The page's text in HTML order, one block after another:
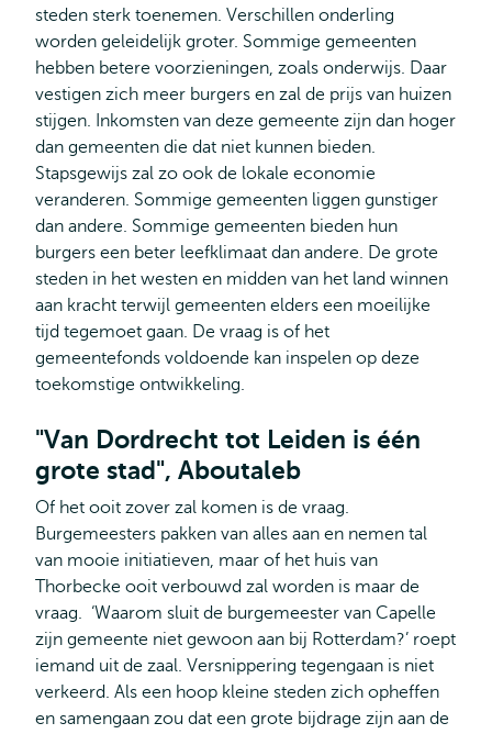
steden sterk toenemen. Verschillen onderling
worden geleidelijk groter. Sommige gemeenten
hebben betere voorzieningen, zoals onderwijs. Daar
vestigen zich meer burgers en zal de prijs van huizen
stijgen. Inkomsten van deze gemeente zijn dan hoger
dan gemeenten die dat niet kunnen bieden.
Stapsgewijs zal zo ook de lokale economie
veranderen. Sommige gemeenten liggen gunstiger
dan andere. Sommige gemeenten bieden hun
burgers een beter leefklimaat dan andere. De grote
steden in het westen en midden van het land winnen
aan kracht terwijl gemeenten elders een moeilijke
tijd tegemoet gaan. De vraag is of het
gemeentefonds voldoende kan inspelen op deze
toekomstige ontwikkeling.
"Van Dordrecht tot Leiden is één
grote stad", Aboutaleb
Of het ooit zover zal komen is de vraag.
Burgemeesters pakken van alles aan en nemen tal
van mooie initiatieven, maar of het huis van
Thorbecke ooit verbouwd zal worden is maar de
vraag. ‘Waarom sluit de burgemeester van Capelle
zijn gemeente niet gewoon aan bij Rotterdam?’ roept
iemand uit de zaal. Versnippering tegengaan is niet
verkeerd. Als een hoop kleine steden zich opheffen
en samengaan zou dat een grote bijdrage zijn aan de